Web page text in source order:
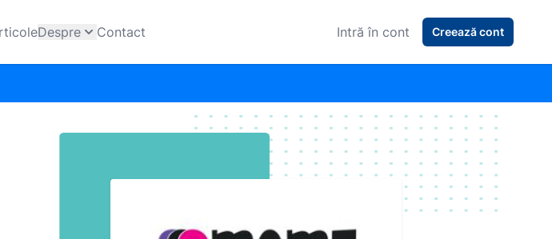
Despre Contact Intră în cont Creează cont